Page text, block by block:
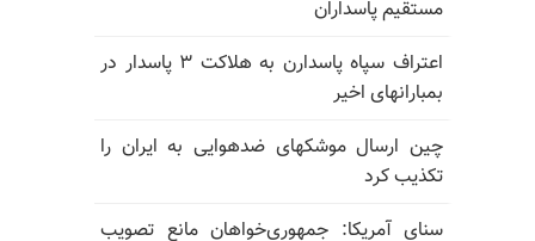
مستقیم پاسداران
اعتراف سپاه پاسدارن به هلاکت ۳ پاسدار در
بمبارانهای اخیر
چین ارسال موشکهای ضدهوایی به ایران را
تکذیب کرد
سنای آمریکا: جمهوری‌خواهان مانع تصویب